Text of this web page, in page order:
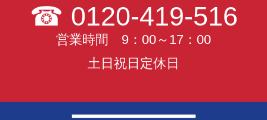
☎ 0120-419-516
営業時間 9：00～17：00
土日祝日定休日